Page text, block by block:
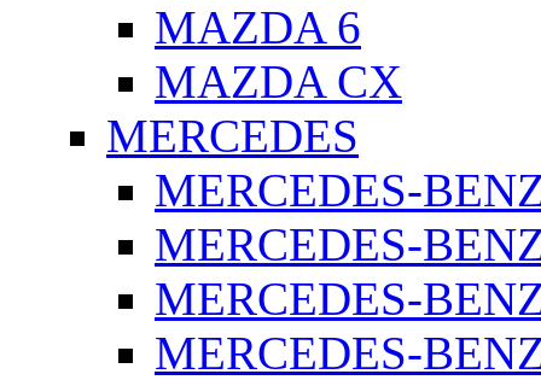
MAZDA 6
MAZDA CX
MERCEDES
MERCEDES-
MERCEDES-
MERCEDES-
MERCEDES-